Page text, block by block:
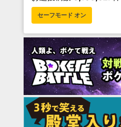
セーフモード オン